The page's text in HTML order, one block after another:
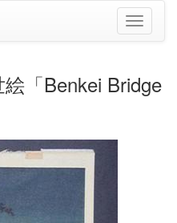
ナ
ビ
シ
「Benkei Bridge